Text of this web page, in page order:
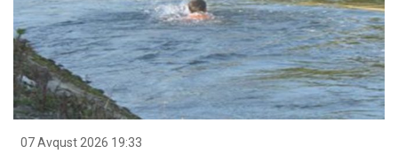
07 Avqust 2026 19:33